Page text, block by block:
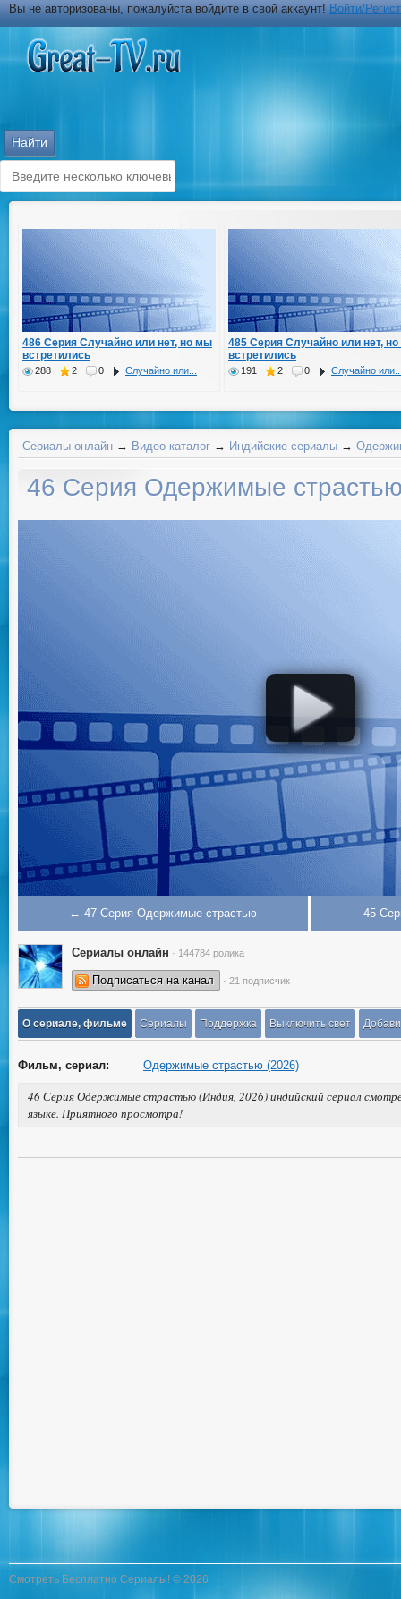
Вы не авторизованы, пожалуйста войдите в свой аккаунт!Войти/
486 Серия Случайно или нет, но мы
встретились
288 2 0 Случайно или...
485 Серия Случайно или нет,
встретились
191 2 0 Случайно
Сериалы онлайн → Видео каталог → Индийские сериалы →
46 Серия Одержимые
← 47 Серия Одержимые страстью 45
Сериалы онлайн · 144784 ролика
Подписаться на канал · 21 подписчик
О сериале, фильме Сериалы Поддержка Выключить свет
Фильм, сериал: Одержимые страстью (2026)
46 Серия Одержимые страстью (Индия, 2026) индийский сериал
языке. Приятного просмотра!
Смотреть Бесплатно Сериалы! © 2026